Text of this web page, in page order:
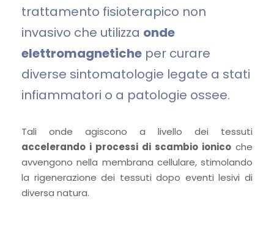
trattamento fisioterapico non
invasivo che utilizza onde
elettromagnetiche per curare
diverse sintomatologie legate a stati
infiammatori o a patologie ossee.
Tali onde agiscono a livello dei tessuti
accelerando i processi di scambio ionico che
avvengono nella membrana cellulare, stimolando
la rigenerazione dei tessuti dopo eventi lesivi di
diversa natura.